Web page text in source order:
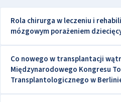
Rola chirurga w leczeniu i
mózgowym porażeniem
Co nowego w transplantacji
Międzynarodowego Kongresu
Transplantologicznego w